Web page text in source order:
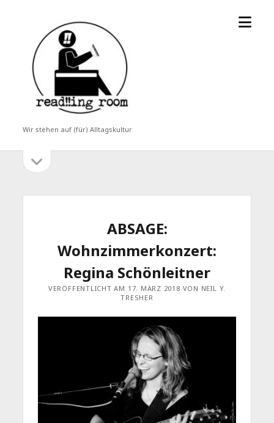
read!!ing
room
Wir stehen auf (für) Alltagskultur
Menü
Seitenleiste
öffnen
ABSAGE:
Wohnzimmerkonzert:
Regina Schönleitner
VERÖFFENTLICHT AM 17. MÄRZ 2018 VON NEIL Y.
TRESHER